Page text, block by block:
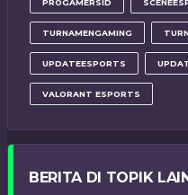
PROGAMERSID
TURNAMENGAMING
UPDATEESPORTS
VALORANT ESPORTS
BERITA DI TOPIK